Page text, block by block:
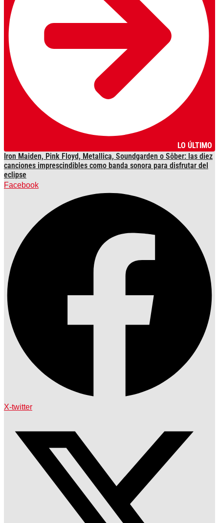
LO ÚLTIMO
Iron Maiden, Pink Floyd, Metallica, Soundgarden o Sôber: las diez
canciones imprescindibles como banda sonora para disfrutar del
eclipse
Facebook
X-twitter